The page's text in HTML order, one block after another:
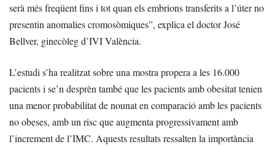
serà més freqüent fins i tot quan els embrions transferits a l’úter no
presentin anomalies cromosòmiques”, explica el doctor José
Bellver, ginecòleg d’IVI València.
L’estudi s’ha realitzat sobre una mostra propera a les 16.000
pacients i se’n desprèn també que les pacients amb obesitat tenien
una menor probabilitat de nounat en comparació amb les pacients
no obeses, amb un risc que augmenta progressivament amb
l’increment de l’IMC. Aquests resultats ressalten la importància